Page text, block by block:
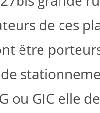
de ces
être
ou GIC elle